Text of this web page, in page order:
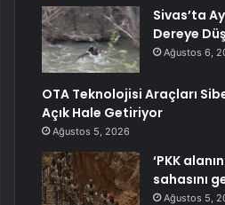
Sivas’ta
Dereye
Ağustos 6,
OTA Teknolojisi Araçları
Açık Hale Getiriyor
Ağustos 5, 2026
‘PKK
sahasını
Ağustos 5,